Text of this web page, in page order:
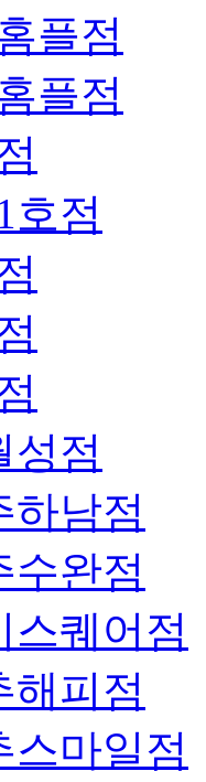
플점
플점
호점
성점
하남점
수완점
스퀘어점
해피점
스마일점